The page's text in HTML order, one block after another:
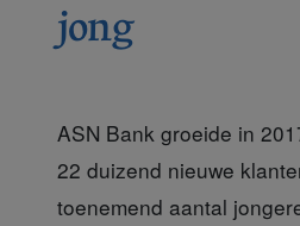
jong
ASN Bank groeide in
22 duizend nieuwe
toenemend aantal